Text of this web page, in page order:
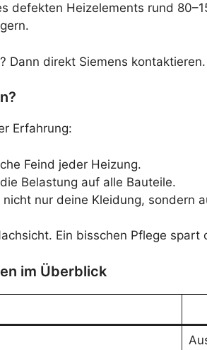
defekten Heizelements rund
Dann direkt Siemens
Erfahrung:
Feind jeder Heizung.
Belastung auf alle Bauteile.
nicht nur deine Kleidung, sondern
Ein bisschen Pflege spart
im Überblick